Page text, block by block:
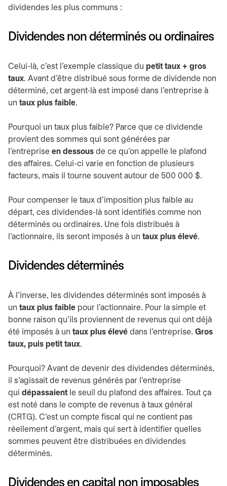
dividendes les plus communs :
Dividendes non déterminés ou ordinaires
Celui-là, c’est l’exemple classique du petit taux + gros
taux. Avant d’être distribué sous forme de dividende non
déterminé, cet argent-là est imposé dans l’entreprise à
un taux plus faible.
Pourquoi un taux plus faible? Parce que ce dividende
provient des sommes qui sont générées par
l’entreprise en dessous de ce qu’on appelle le plafond
des affaires. Celui-ci varie en fonction de plusieurs
facteurs, mais il tourne souvent autour de 500 000 $.
Pour compenser le taux d’imposition plus faible au
départ, ces dividendes-là sont identifiés comme non
déterminés ou ordinaires. Une fois distribués à
l’actionnaire, ils seront imposés à un taux plus élevé.
Dividendes déterminés
À l’inverse, les dividendes déterminés sont imposés à
un taux plus faible pour l’actionnaire. Pour la simple et
bonne raison qu’ils proviennent de revenus qui ont déjà
été imposés à un taux plus élevé dans l’entreprise. Gros
taux, puis petit taux.
Pourquoi? Avant de devenir des dividendes déterminés,
il s’agissait de revenus générés par l’entreprise
qui dépassaient le seuil du plafond des affaires. Tout ça
est noté dans le compte de revenus à taux général
(CRTG). C’est un compte fiscal qui ne contient pas
réellement d’argent, mais qui sert à identifier quelles
sommes peuvent être distribuées en dividendes
déterminés.
Dividendes en capital non imposables